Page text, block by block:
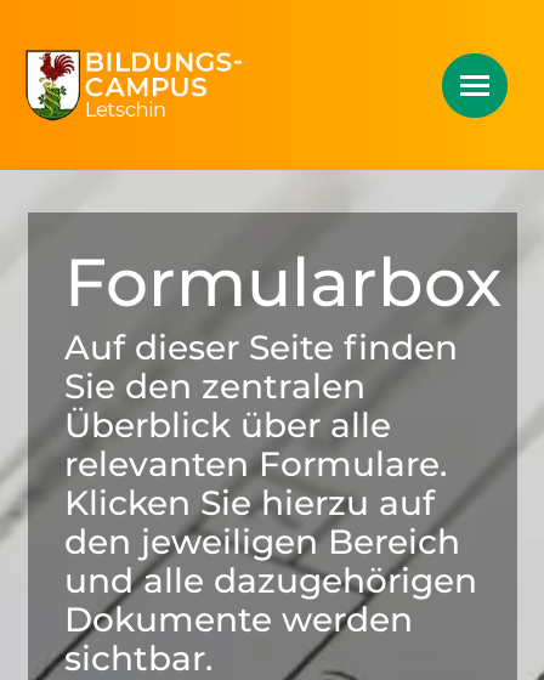
Formularbox
Auf dieser Seite finden
Sie den zentralen
Überblick über alle
relevanten Formulare.
Klicken Sie hierzu auf
den jeweiligen Bereich
und alle dazugehörigen
Dokumente werden
sichtbar.